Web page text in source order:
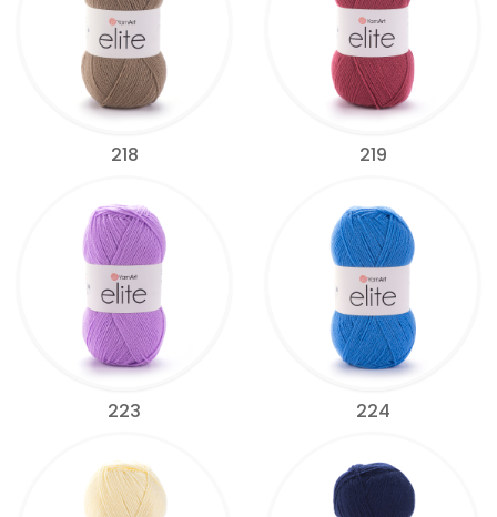
218 219
223 224